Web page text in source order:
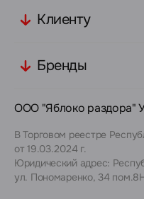
Клиенту
Бренды
ООО "Яблоко раздора"
В Торговом реестре
от 19.03.2024 г.
Юридический адрес:
ул. Пономаренко, 34